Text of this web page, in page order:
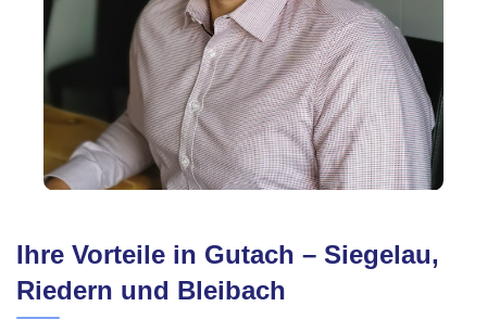
Ihre Vorteile in Gutach – Siegelau,
Riedern und Bleibach